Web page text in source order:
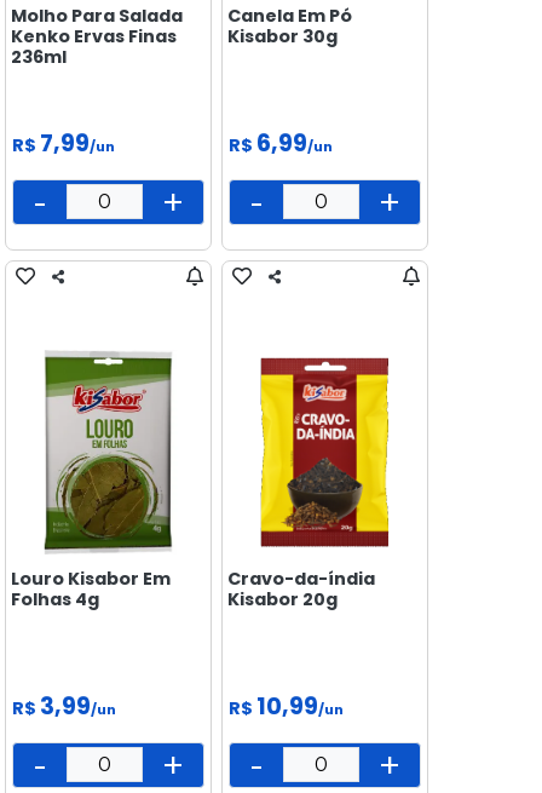
Molho Para Salada
Kenko Ervas Finas
236ml
R$ 7,99/un
- +
Canela Em Pó
Kisabor 30g
R$ 6,99/un
- +
Louro Kisabor Em
Folhas 4g
R$ 3,99/un
- +
Cravo-da-índia
Kisabor 20g
R$ 10,99/un
- +